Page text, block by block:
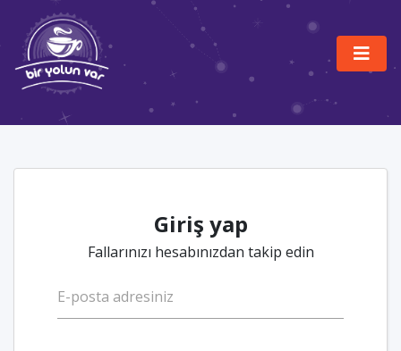
Giriş yap
Fallarınızı hesabınızdan takip edin
E-posta adresiniz